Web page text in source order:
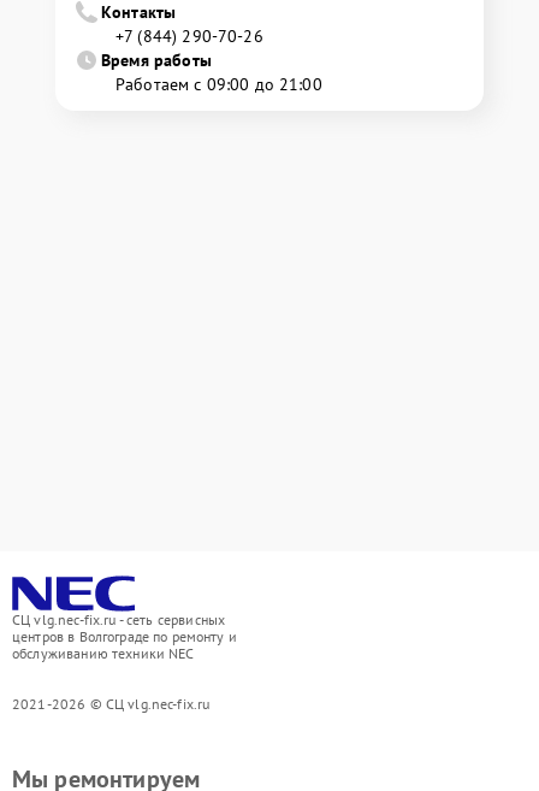
Контакты
+7 (844) 290-70-26
Время работы
Работаем с 09:00 до 21:00
СЦ vlg.nec-fix.ru - сеть сервисных
центров в Волгограде по ремонту и
обслуживанию техники NEC
2021-2026 © СЦ vlg.nec-fix.ru
Мы ремонтируем